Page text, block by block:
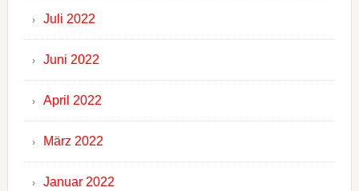
Juli 2022
Juni 2022
April 2022
März 2022
Januar 2022